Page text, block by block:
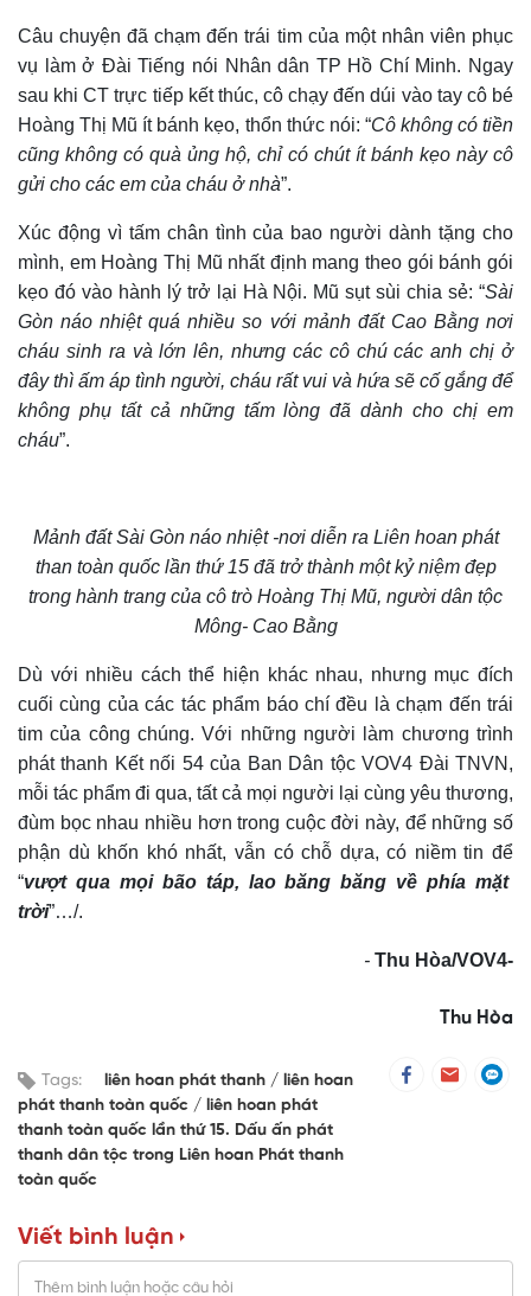
Câu chuyện đã chạm đến trái tim của một nhân viên phục
vụ làm ở Đài Tiếng nói Nhân dân TP Hồ Chí Minh. Ngay
sau khi CT trực tiếp kết thúc, cô chạy đến dúi vào tay cô bé
Hoàng Thị Mũ ít bánh kẹo, thổn thức nói: “Cô không có tiền
cũng không có quà ủng hộ, chỉ có chút ít bánh kẹo này cô
gửi cho các em của cháu ở nhà”.
Xúc động vì tấm chân tình của bao người dành tặng cho
mình, em Hoàng Thị Mũ nhất định mang theo gói bánh gói
kẹo đó vào hành lý trở lại Hà Nội. Mũ sụt sùi chia sẻ: “Sài
Gòn náo nhiệt quá nhiều so với mảnh đất Cao Bằng nơi
cháu sinh ra và lớn lên, nhưng các cô chú các anh chị ở
đây thì ấm áp tình người, cháu rất vui và hứa sẽ cố gắng để
không phụ tất cả những tấm lòng đã dành cho chị em
cháu”.
Mảnh đất Sài Gòn náo nhiệt -nơi diễn ra Liên hoan phát
than toàn quốc lần thứ 15 đã trở thành một kỷ niệm đẹp
trong hành trang của cô trò Hoàng Thị Mũ, người dân tộc
Mông- Cao Bằng
Dù với nhiều cách thể hiện khác nhau, nhưng mục đích
cuối cùng của các tác phẩm báo chí đều
là chạm đến trái
tim của công chúng. Với những người làm chương trình
phát thanh Kết nối 54 của Ban Dân tộc VOV4 Đài TNVN,
mỗi tác phẩm đi qua, tất cả mọi người lại cùng yêu thương,
đùm bọc nhau nhiều hơn trong cuộc đời này, để những số
phận dù khốn khónhất, vẫn có chỗ dựa, có niềm tin để
“vượt qua mọi bão táp, lao băng băng về phía mặt
trời”…/.
- Thu Hòa/VOV4-
Thu Hòa
Tags: liên hoan phát thanh
liên hoan
phát thanh toàn quốc
liên hoan phát
thanh toàn quốc lần thứ 15. Dấu ấn phát
thanh dân tộc trong Liên hoan Phát thanh
toàn quốc
Viết bình luận